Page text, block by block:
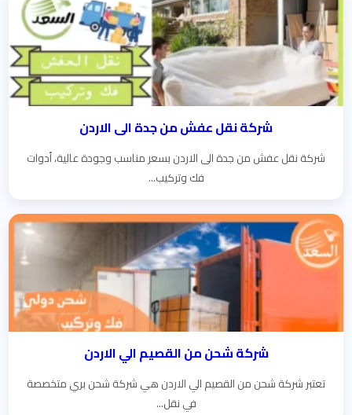
شركة نقل عفش من جدة الى الاردن
شركة نقل عفش من جدة الى الاردن بسعر مناسب وجودة عالية، أدوات
فك وتركيب...
شركة شحن من القصيم الي الاردن
تعتبر شركة شحن من القصيم الي الاردن هي شركة شحن بري متخصصة
في نقل...